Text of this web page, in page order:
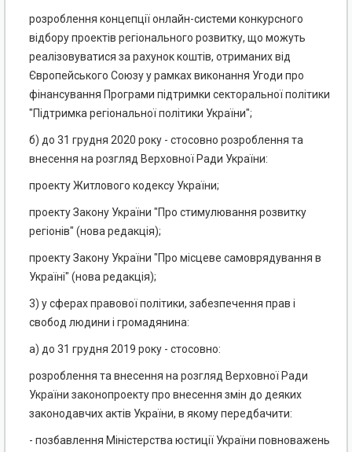
розроблення концепції онлайн-системи конкурсного
відбору проектів регіонального розвитку, що можуть
реалізовуватися за рахунок коштів, отриманих від
Європейського Союзу у рамках виконання Угоди про
фінансування Програми підтримки секторальної політики
"Підтримка регіональної політики України";
б) до 31 грудня 2020 року - стосовно розроблення та
внесення на розгляд Верховної Ради України:
проекту Житлового кодексу України;
проекту Закону України "Про стимулювання розвитку
регіонів" (нова редакція);
проекту Закону України "Про місцеве самоврядування в
Україні" (нова редакція);
3) у сферах правової політики, забезпечення прав і
свобод людини і громадянина:
а) до 31 грудня 2019 року - стосовно:
розроблення та внесення на розгляд Верховної Ради
України законопроекту про внесення змін до деяких
законодавчих актів України, в якому передбачити:
- позбавлення Міністерства юстиції України повноважень